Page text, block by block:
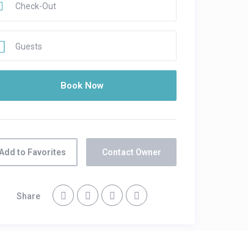
Guests
to Favorites Contact Owner
Share